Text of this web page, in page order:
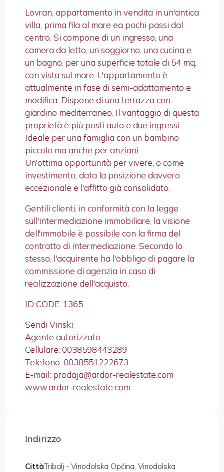
Lovran, appartamento in vendita in un'antica
villa, prima fila al mare ea pochi passi dal
centro. Si compone di un ingresso, una
camera da letto, un soggiorno, una cucina e
un bagno, per una superficie totale di 54 mq,
con vista sul mare. L'appartamento è
attualmente in fase di semi-adattamento e
modifica. Dispone di una terrazza con
giardino mediterraneo. Il vantaggio di questa
proprietà è più posti auto e due ingressi.
Ideale per una famiglia con un bambino
piccolo ma anche per anziani.
Un'ottima opportunità per vivere, o come
investimento, data la posizione davvero
eccezionale e l'affitto già consolidato.
Gentili clienti, in conformità con la legge
sull'intermediazione immobiliare, la visione
dell'immobile è possibile con la firma del
contratto di intermediazione. Secondo lo
stesso, l'acquirente ha l'obbligo di pagare la
commissione di agenzia in caso di
realizzazione dell'acquisto.
ID CODE: 1365
Sendi Vinski
Agente autorizzato
Cellulare: 0038598443289
Telefono: 0038551222673
E-mail: prodaja@ardor-realestate.com
www.ardor-realestate.com
Indirizzo
CittàTribalj - Vinodolska Općina, Vinodolska